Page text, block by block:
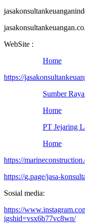
WebSite :
Home
https://
Sumber
Home
PT Jejaring
Home
https://
https://g.page/jasa-
Sosial media:
https://
igshid=vsx6b77vc8wn/